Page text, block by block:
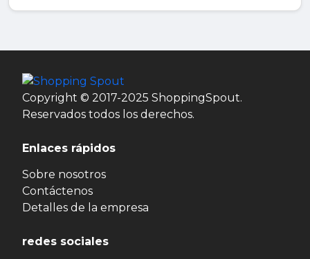
Copyright © 2017-2025 ShoppingSpout.
Reservados todos los derechos.
Enlaces rápidos
Sobre nosotros
Contáctenos
Detalles de la empresa
redes sociales